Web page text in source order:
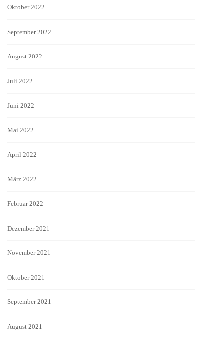
Oktober 2022
September 2022
August 2022
Juli 2022
Juni 2022
Mai 2022
April 2022
März 2022
Februar 2022
Dezember 2021
November 2021
Oktober 2021
September 2021
August 2021